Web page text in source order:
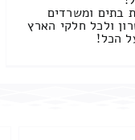
בתים ומשרדים
ולכל חלקי הארץ
הכל!